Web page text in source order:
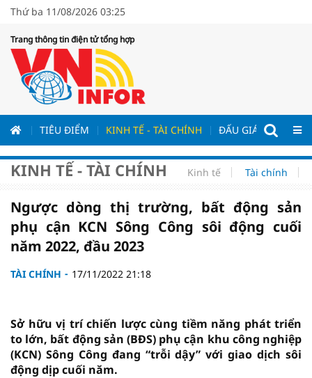
Thứ ba 11/08/2026 03:25
Trang thông tin điện tử tổng hợp
TIÊU ĐIỂM KINH TẾ - TÀI CHÍNH ĐẤU GIÁ - ĐẤU
KINH TẾ - TÀI CHÍNH Kinh tế Tài chính
Ngược dòng thị trường, bất động sản
phụ cận KCN Sông Công sôi động cuối
năm 2022, đầu 2023
TÀI CHÍNH 17/11/2022 21:18
Sở hữu vị trí chiến lược cùng tiềm năng phát triển
to lớn, bất động sản (BĐS) phụ cận khu công nghiệp
(KCN) Sông Công đang “trỗi dậy” với giao dịch sôi
động dịp cuối năm.